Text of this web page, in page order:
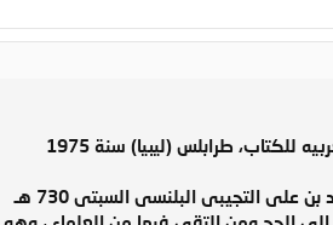
للكتاب، طرابلس (ليبيا) سنة 1975
التجيبى البلنسى السبتى 730 هـ